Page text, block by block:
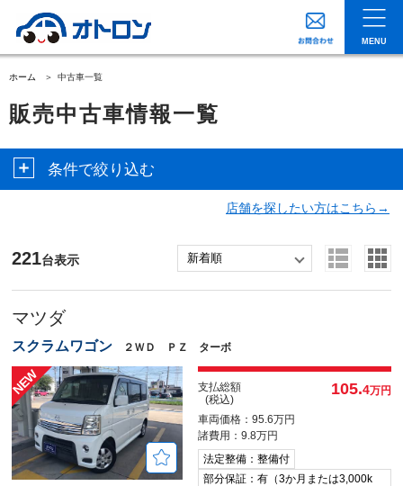
MENU
ホーム 中古車一覧
販売中古車情報一覧
条件で絞り込む
店舗を探したい方はこちら→
221台表示
マツダ
スクラムワゴン ２ＷＤ ＰＺ ターボ
支払総額
(税込)
105.4万円
車両価格：95.6万円
諸費用：9.8万円
法定整備：整備付
部分保証：有（3か月または3,000k